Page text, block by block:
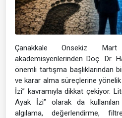
Çanakkale Onsekiz Mart
akademisyenlerinden Doç. Dr.
önemli tartışma başlıklarından
ve karar alma süreçlerine
İzi” kavramıyla dikkat çekiyor.
Ayak İzi” olarak da
algılama, değerlendirme,